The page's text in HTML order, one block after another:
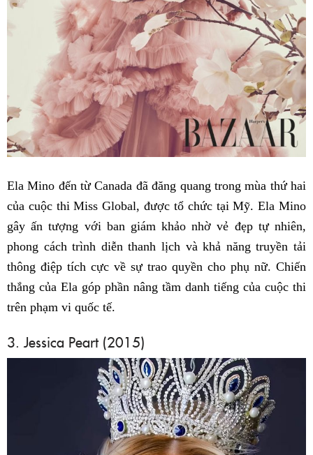
Ela Mino đến từ Canada đã đăng quang trong mùa thứ hai
của cuộc thi Miss Global, được tổ chức tại Mỹ. Ela Mino
gây ấn tượng với ban giám khảo nhờ vẻ đẹp tự nhiên,
phong cách trình diễn thanh lịch và khả năng truyền tải
thông điệp tích cực về sự trao quyền cho phụ nữ. Chiến
thắng của Ela góp phần nâng tầm danh tiếng của cuộc thi
trên phạm vi quốc tế.
3. Jessica Peart (2015)